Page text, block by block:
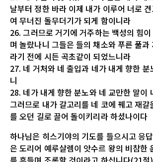
날부터 정한 바라 이제 내가 이루어 너로
여 무너진 돌무더기가 되게 함이니라
26. 그러므로 거기에 거주하는 백성의 힘
며 놀랐나니 그들은 들의 채소와 푸른 풀
라기 전에 시든 곡초같이 되었느니라
27. 네 거처와 네 출입과 네가 내게 향한 분
니
28. 네가 내게 향한 분노와 네 교만한 말이
그러므로 내가 갈고리를 네 코에 꿰고 재갈
를 오던 길로 끌어 돌이키리라 하셨나이다
하나님은 히스기야의 기도를 들으시고 응
은 도리어 예루살렘이 앗수르 왕의 비참한